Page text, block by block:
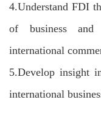
4.Understand FDI
of business
international
5.Develop insight
international